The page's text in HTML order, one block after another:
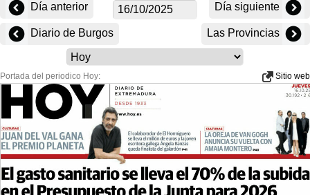
Día anterior Día siguiente
Diario de Burgos Las Provincias
Portada del periodico Hoy: Sitio web